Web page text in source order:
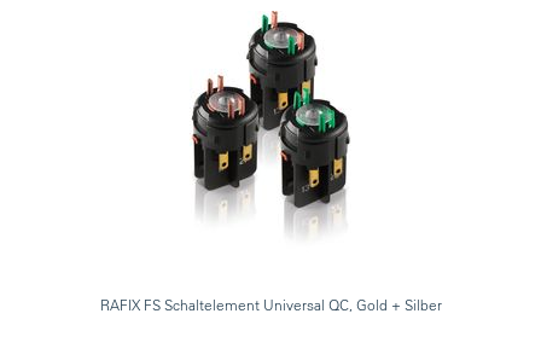
RAFIX FS Schaltelement Universal QC, Gold + Silber